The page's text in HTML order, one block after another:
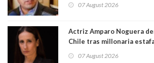
07 August 2026
Actriz Amparo Noguera
Chile tras millonaria
07 August 2026